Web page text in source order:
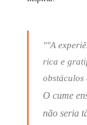
""A
rica e
obstáculos
O cume
não seria